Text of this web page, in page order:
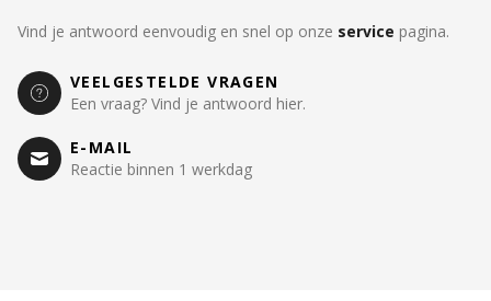
Vind je antwoord eenvoudig en snel op onze service pagina.
VEELGESTELDE VRAGEN
Een vraag? Vind je antwoord hier.
E-MAIL
Reactie binnen 1 werkdag